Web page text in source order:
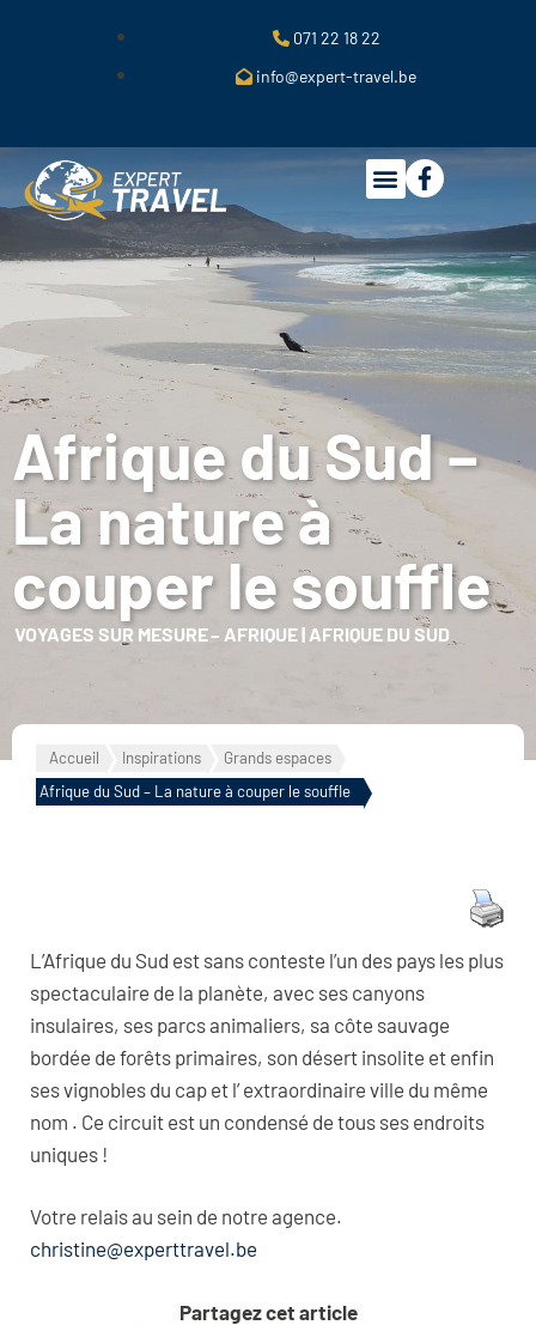
071 22 18 22
info@expert-travel.be
Afrique du Sud –
La nature à
couper le souffle
VOYAGES SUR MESURE– AFRIQUE| AFRIQUE DU SUD
Accueil Inspirations
Grands espaces
Afrique du Sud – La nature à couper le souffle
L’Afrique du Sud est sans conteste l’un des pays les plus
spectaculaire de la planète, avec ses canyons
insulaires, ses parcs animaliers, sa côte sauvage
bordée de forêts primaires, son désert insolite et enfin
ses vignobles du cap et l’ extraordinaire ville du même
nom . Ce circuit est un condensé de tous ses endroits
uniques !
Votre relais au sein de notre agence.
christine@experttravel.be
Partagez cet article